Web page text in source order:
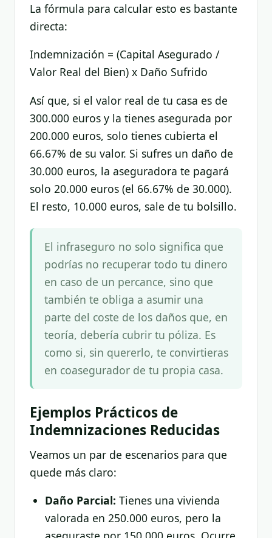
La fórmula para calcular esto es bastante
directa:
Indemnización = (Capital Asegurado /
Valor Real del Bien) x Daño Sufrido
Así que, si el valor real de tu casa es de
300.000 euros y la tienes asegurada por
200.000 euros, solo tienes cubierta el
66.67% de su valor. Si sufres un daño de
30.000 euros, la aseguradora te pagará
solo 20.000 euros (el 66.67% de 30.000).
El resto, 10.000 euros, sale de tu bolsillo.
El infraseguro no solo significa que
podrías no recuperar todo tu dinero
en caso de un percance, sino que
también te obliga a asumir una
parte del coste de los daños que, en
teoría, debería cubrir tu póliza. Es
como si, sin quererlo, te convirtieras
en coasegurador de tu propia casa.
Ejemplos Prácticos de
Indemnizaciones Reducidas
Veamos un par de escenarios para que
quede más claro:
Daño Parcial: Tienes una vivienda
valorada en 250.000 euros, pero la